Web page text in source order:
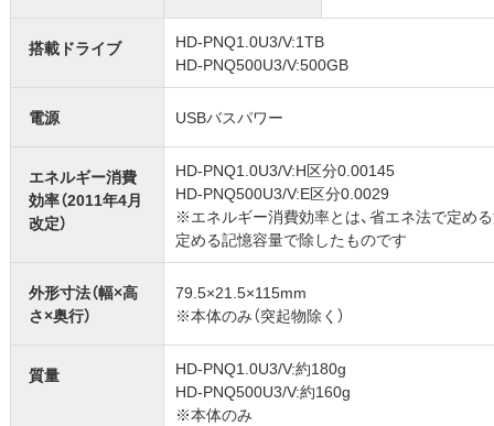
搭載ドライブ
HD-PNQ1.0U3/V:1TB
HD-PNQ500U3/V:500GB
電源 USBバスパワー
エネルギー消費
効率（2011年4月
改定）
HD-PNQ1.0U3/V:H区分0.00145
HD-PNQ500U3/V:E区分0.0029
※エネルギー消費効率とは、省エネ法で定め
定める記憶容量で除したものです
外形寸法（幅×高
さ×奥行）
79.5×21.5×115mm
※本体のみ（突起物除く）
質量
HD-PNQ1.0U3/V:約180g
HD-PNQ500U3/V:約160g
※本体のみ